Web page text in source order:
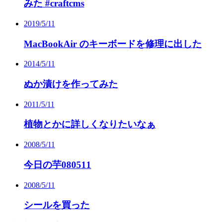
みた #craftcms
2019/5/11
MacBookAir のキーボードを修理に出した
2014/5/11
ぬか漬けを作ってみた
2011/5/11
植物とかに詳しくなりたいなぁ
2008/5/11
今日の芋080511
2008/5/11
シールを買った